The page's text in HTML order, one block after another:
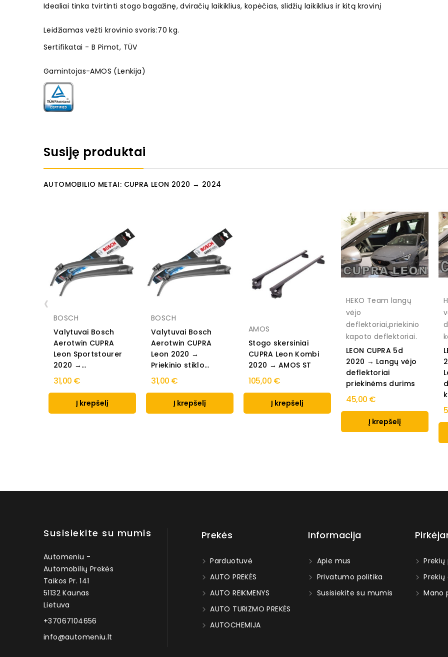
Idealiai tinka tvirtinti stogo bagažinę, dviračių laikiklius, kopėčias, slidžių laikiklius ir kitą krovinį
Leidžiamas vežti krovinio svoris:70 kg.
Sertifikatai - B Pimot, TÜV
Gamintojas-AMOS (Lenkija)
Susiję produktai
AUTOMOBILIO METAI: CUPRA LEON 2020 → 2024
BOSCH
Valytuvai Bosch
Aerotwin CUPRA
Leon Sportstourer
2020 →...
31,00 €
Į krepšelį
BOSCH
Valytuvai Bosch
Aerotwin CUPRA
Leon 2020 →
Priekinio stiklo...
31,00 €
Į krepšelį
AMOS
Stogo skersiniai
CUPRA Leon Kombi
2020 → AMOS ST
105,00 €
Į krepšelį
HEKO Team langų
vėjo
deflektoriai,priekinio
kapoto deflektoriai.
LEON CUPRA 5d
2020 → Langų vėjo
deflektoriai
priekinėms durims
45,00 €
Į krepšelį
‹
Susisiekite su mumis
Automeniu -
Automobilių Prekės
Taikos Pr. 141
51132 Kaunas
Lietuva
+37067104656
info@automeniu.lt
Prekės
Parduotuvė
AUTO PREKĖS
AUTO REIKMENYS
AUTO TURIZMO PREKĖS
AUTOCHEMIJA
Informacija
Apie mus
Privatumo politika
Susisiekite su mumis
Mano